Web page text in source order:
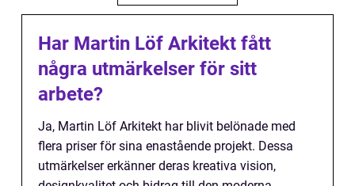
Har Martin Löf Arkitekt fått
några utmärkelser för sitt
arbete?
Ja, Martin Löf Arkitekt har blivit belönade med
flera priser för sina enastående projekt. Dessa
utmärkelser erkänner deras kreativa vision,